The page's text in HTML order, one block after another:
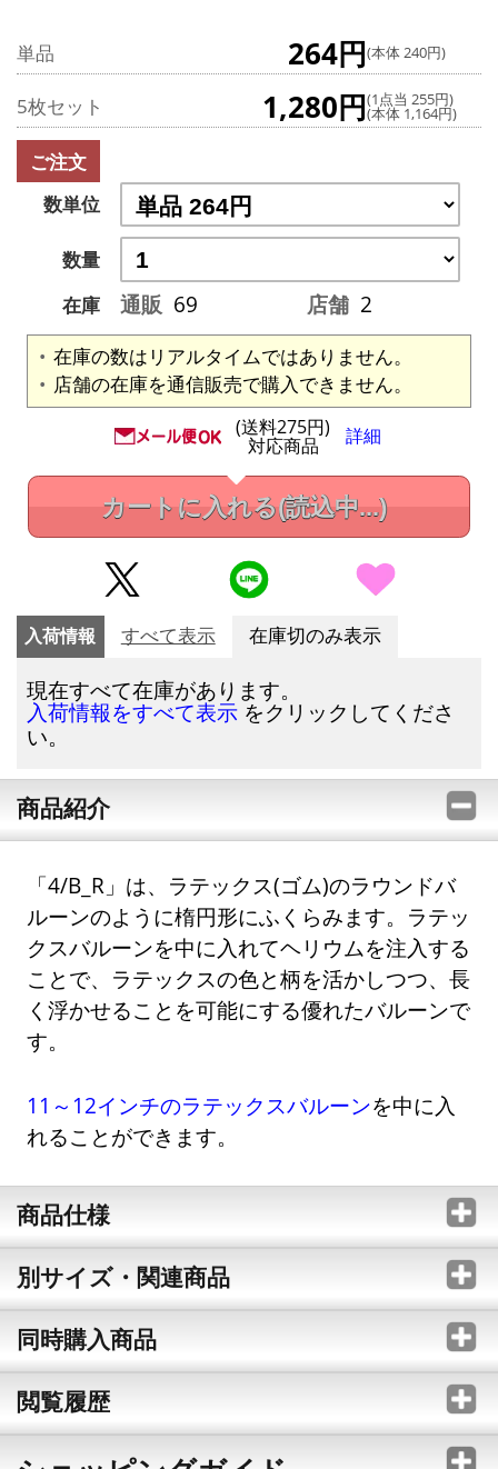
単品 264円(本体 240円)
5枚セット 1,280円(1点当 255円)
(本体 1,164円)
ご注文
数単位
数量
在庫
通販 69 店舗 2
在庫の数はリアルタイムではありません。
店舗の在庫を通信販売で購入できません。
(送料275円)
対応商品 詳細
カートに入れる(読込中...)
入荷情報 すべて表示 在庫切のみ表示
現在すべて在庫があります。
入荷情報をすべて表示 をクリックしてくださ
い。
商品紹介
「4/B_R」は、ラテックス(ゴム)のラウンドバ
ルーンのように楕円形にふくらみます。ラテッ
クスバルーンを中に入れてヘリウムを注入する
ことで、ラテックスの色と柄を活かしつつ、長
く浮かせることを可能にする優れたバルーンで
す。
11～12インチのラテックスバルーンを中に入
れることができます。
商品仕様
別サイズ・関連商品
同時購入商品
閲覧履歴